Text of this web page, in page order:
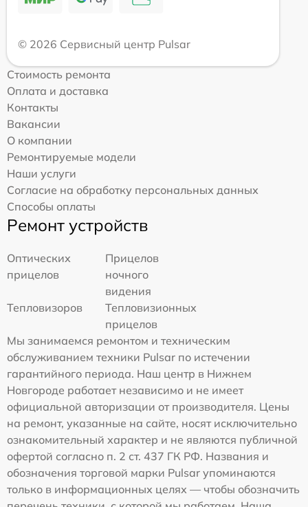
© 2026 Сервисный центр Pulsar
Стоимость ремонта
Оплата и доставка
Контакты
Вакансии
О компании
Ремонтируемые модели
Наши услуги
Согласие на обработку персональных данных
Способы оплаты
Ремонт устройств
Оптических
прицелов
Прицелов
ночного
видения
Тепловизоров
Тепловизионных
прицелов
Мы занимаемся ремонтом и техническим
обслуживанием техники Pulsar по истечении
гарантийного периода. Наш центр в Нижнем
Новгороде работает независимо и не имеет
официальной авторизации от производителя. Цены
на ремонт, указанные на сайте, носят исключительно
ознакомительный характер и не являются публичной
офертой согласно п. 2 ст. 437 ГК РФ. Названия и
обозначения торговой марки Pulsar упоминаются
только в информационных целях — чтобы обозначить